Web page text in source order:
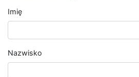
Imię
Nazwisko